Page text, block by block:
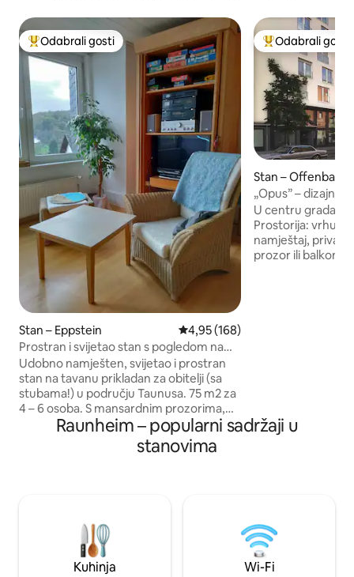
Među najviše rangiranima s oznakom „Odabrali gosti”
Odabrali gosti
Stan – Eppstein Prosječna ocjena: 4,95/5,
4,95 (168)
Prostran i svijetao stan s pogledom na
Taunus
Udobno namješten, svijetao i prostran
stan na tavanu prikladan za obitelji (sa
stubama!) u području Taunusa. 75 m2 za
4 – 6 osoba. S mansardnim prozorima,
kosim stropovima i panoramskim
pogledom na dolinu. Zabranjeno
pušenje. Veliki dnevni boravak /
WiFi, satelitska TV. Za odmor u regiji
Rajna-Majna, planinarenje u Taunusu,
posjetitelje sajmova ili kao smještaj za
Među najviše
Odabrali gosti
Stan – Offenbach
„Opus” –
grada – palača
U centru grada.
Prostorija:
namještaj,
prozor ili balkon,
Raunheim – popularni sadržaji u
stanovima
Kuhinja Wi-Fi